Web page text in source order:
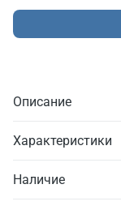
Описание
Характеристики
Наличие